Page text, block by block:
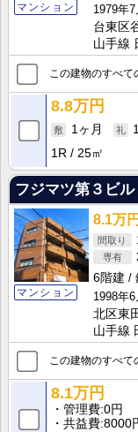
マンション
1979年7
台東区
山手線
この建物のすべて
8.8万円
1ヶ月
1R
25㎡
フジマツ第３ビル
マンション
8.1万円
6階建
1998年6
北区東
山手線
この建物のすべて
8.1万円
管理費 0円
共益費 8000